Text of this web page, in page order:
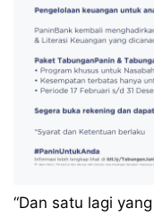
“Dan satu lagi